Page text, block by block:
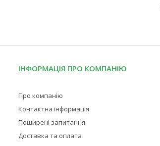
ІНФОРМАЦІЯ ПРО КОМПАНІЮ
Про компанію
Контактна інформація
Поширені запитання
Доставка та оплата